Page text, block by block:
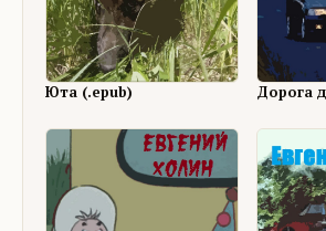
Юта (.epub) Дорога